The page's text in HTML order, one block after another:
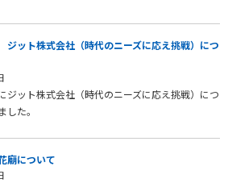
ット株式会社（時代のニーズに応え挑戦）につ
ジット株式会社（時代のニーズに応え挑戦）につ
した。
廟について